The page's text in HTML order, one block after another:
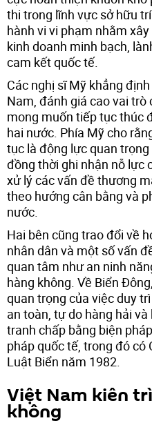
thi trong lĩnh vực sở hữu
hành vi vi phạm nhằm
kinh doanh minh bạch,
cam kết quốc tế.
Các nghị sĩ Mỹ khẳng
Nam, đánh giá cao vai
mong muốn tiếp tục thúc
hai nước. Phía Mỹ cho
tục là động lực quan
đồng thời ghi nhận nỗ lực
xử lý các vấn đề thương
theo hướng cân bằng và
nước.
Hai bên cũng trao đổi về
nhân dân và một số vấn
quan tâm như an ninh
hàng không. Về Biển
quan trọng của việc duy
an toàn, tự do hàng hải
tranh chấp bằng biện
pháp quốc tế, trong đó có
Luật Biển năm 1982.
Việt Nam kiên
không